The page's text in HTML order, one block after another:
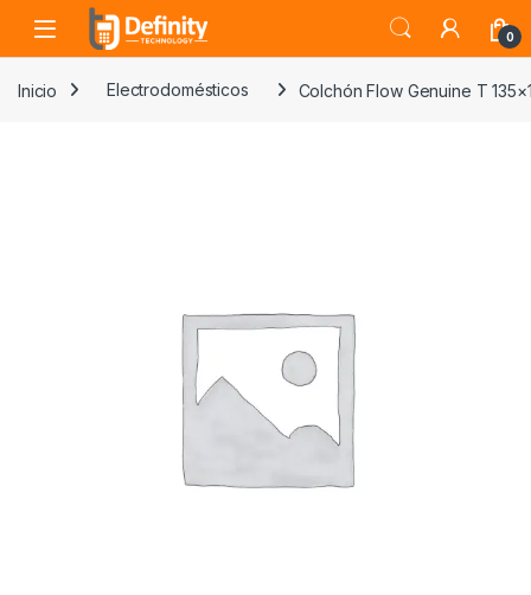
Skip to navigation
Skip to content
Open 0
Inicio Electrodomésticos Colchón Flow Genuine T